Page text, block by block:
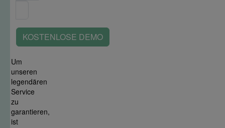
KOSTENLOSE DEMO
Um
unseren
legendären
Service
zu
garantieren,
ist